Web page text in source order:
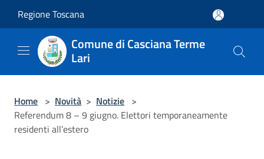
Regione Toscana
Comune di Casciana Terme
Lari
Home > Novità > Notizie >
Referendum 8 – 9 giugno. Elettori temporaneamente
residenti all’estero